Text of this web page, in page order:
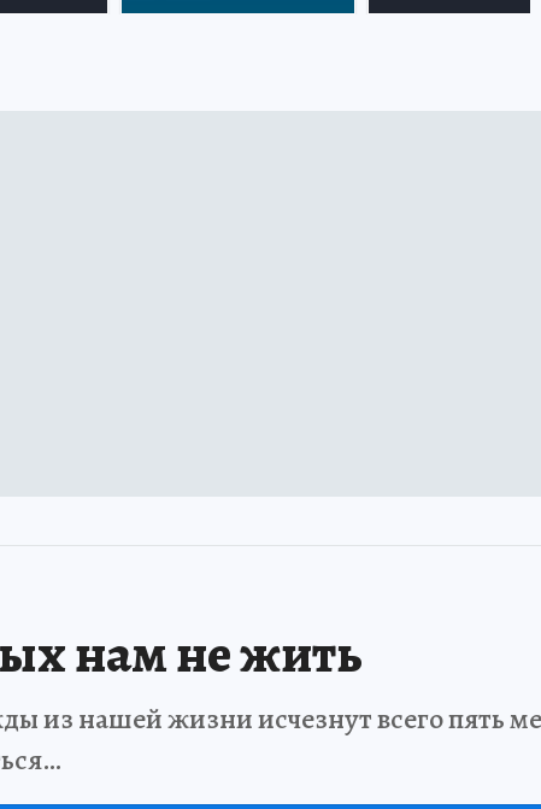
нам не жить
из нашей жизни исчезнут всего пять